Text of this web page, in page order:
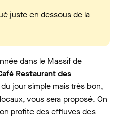
juste en dessous de la
dans le Massif de
Restaurant des
jour simple mais très bon,
vous sera proposé. On
on profite des effluves des